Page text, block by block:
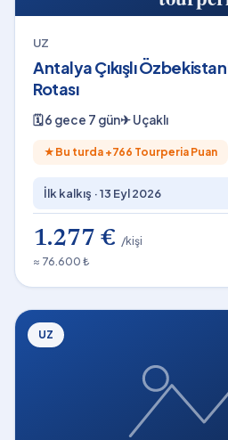
UZ
Antalya Çıkışlı
Rotası
🗓6 gece 7 gün✈Uçaklı
★ Bu turda +766 Tourperia Puan
İlk kalkış ·13 Eyl 2026
1.277 € /kişi
≈ 76.600 ₺
UZ